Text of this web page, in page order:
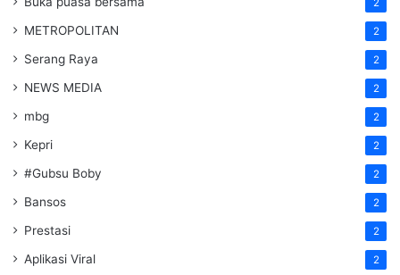
METROPOLITAN 2
Serang Raya 2
NEWS MEDIA 2
mbg 2
Kepri 2
#Gubsu Boby 2
Bansos 2
Prestasi 2
Aplikasi Viral 2